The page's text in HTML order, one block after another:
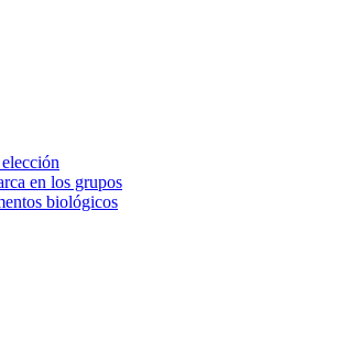
en los grupos
biológicos